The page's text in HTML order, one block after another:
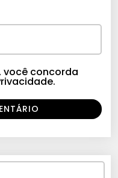
você concorda